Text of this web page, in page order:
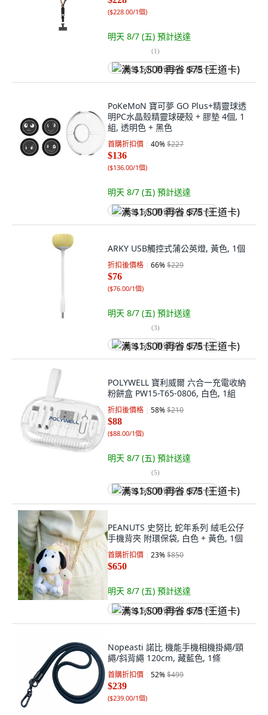
($228.00/1個)
明天 8/7 (五) 預計送達
(1)
满 $1,500 再省 $75 (王道卡)
PoKeMoN 寶可夢 GO Plus+精靈球透
明PC水晶殼精靈球硬殼 + 膠墊 4個, 1
組, 透明色 + 黑色
首購折扣價 40%$227
$136
($136.00/1個)
明天 8/7 (五) 預計送達
满 $1,500 再省 $75 (王道卡)
ARKY USB觸控式蒲公英燈, 黃色, 1個
折扣後價格 66%$229
$76
($76.00/1個)
明天 8/7 (五) 預計送達
(3)
满 $1,500 再省 $75 (王道卡)
POLYWELL 寶利威爾 六合一充電收納
粉餅盒 PW15-T65-0806, 白色, 1組
折扣後價格 58%$210
$88
($88.00/1個)
明天 8/7 (五) 預計送達
(5)
满 $1,500 再省 $75 (王道卡)
PEANUTS 史努比 蛇年系列 絨毛公仔
手機背夾 附環保袋, 白色 + 黃色, 1個
首購折扣價 23%$850
$650
明天 8/7 (五) 預計送達
满 $1,500 再省 $75 (王道卡)
Nopeasti 諾比 機能手機相機掛繩/頸
繩/斜背繩 120cm, 藏藍色, 1條
首購折扣價 52%$499
$239
($239.00/1個)